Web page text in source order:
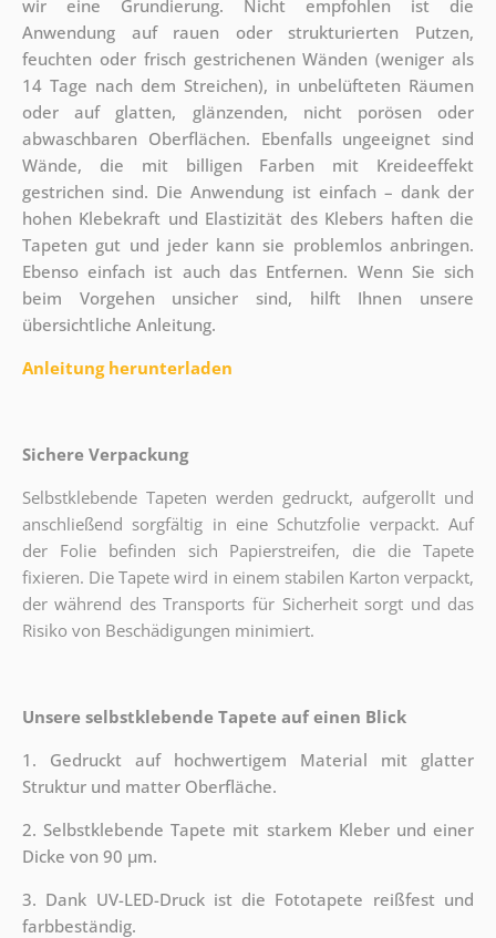
wir eine Grundierung. Nicht empfohlen ist die
Anwendung auf rauen oder strukturierten Putzen,
feuchten oder frisch gestrichenen Wänden (weniger als
14 Tage nach dem Streichen), in unbelüfteten Räumen
oder auf glatten, glänzenden, nicht porösen oder
abwaschbaren Oberflächen. Ebenfalls ungeeignet sind
Wände, die mit billigen Farben mit Kreideeffekt
gestrichen sind. Die Anwendung ist einfach – dank der
hohen Klebekraft und Elastizität des Klebers haften die
Tapeten gut und jeder kann sie problemlos anbringen.
Ebenso einfach ist auch das Entfernen. Wenn Sie sich
beim Vorgehen unsicher sind, hilft Ihnen unsere
übersichtliche Anleitung.
Anleitung herunterladen
Sichere Verpackung
Selbstklebende Tapeten werden gedruckt, aufgerollt und
anschließend sorgfältig in eine Schutzfolie verpackt. Auf
der Folie befinden sich Papierstreifen, die die Tapete
fixieren. Die Tapete wird in einem stabilen Karton verpackt,
der während des Transports für Sicherheit sorgt und das
Risiko von Beschädigungen minimiert.
Unsere selbstklebende Tapete auf einen Blick
1. Gedruckt auf hochwertigem Material mit glatter
Struktur und matter Oberfläche.
2. Selbstklebende Tapete mit starkem Kleber und einer
Dicke von 90 µm.
3. Dank UV-LED-Druck ist die Fototapete reißfest und
farbbeständig.